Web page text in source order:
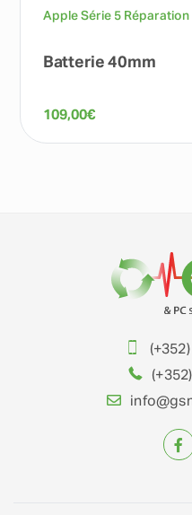
Apple Série 5
Batterie 40mm
109,00€